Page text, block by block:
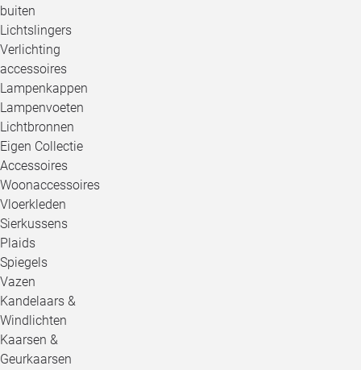
buiten
Lichtslingers
Verlichting
accessoires
Lampenkappen
Lampenvoeten
Lichtbronnen
Eigen Collectie
Accessoires
Woonaccessoires
Vloerkleden
Sierkussens
Plaids
Spiegels
Vazen
Kandelaars &
Windlichten
Kaarsen &
Geurkaarsen